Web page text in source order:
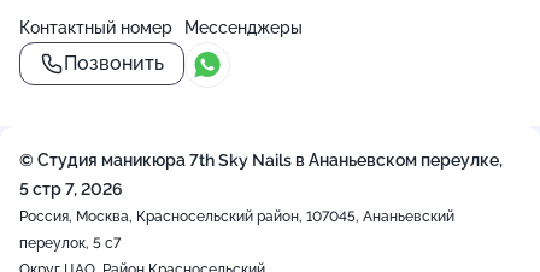
Контактный номер
Позвонить
Мессенджеры
© Студия маникюра 7th Sky Nails в Ананьевском переулке,
5 стр 7, 2026
Россия, Москва, Красносельский район, 107045, Ананьевский
переулок, 5 с7